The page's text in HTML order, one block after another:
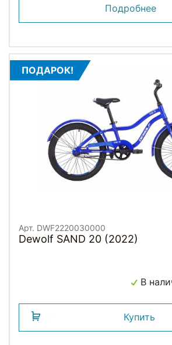
Подробнее
ПОДАРОК!
Арт. DWF2220030000
Dewolf SAND 20 (2022)
В
Купить